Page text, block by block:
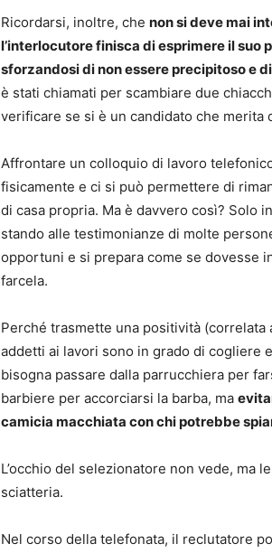
Ricordarsi, inoltre, che non si deve mai
l’interlocutore finisca di esprimere il suo
sforzandosi di non essere precipitoso e
è stati chiamati per scambiare due
verificare se si è un candidato che merita
Affrontare un colloquio di lavoro
fisicamente e ci si può permettere di
di casa propria. Ma è davvero così? Solo
stando alle testimonianze di molte
opportuni e si prepara come se dovesse
farcela.
Perché trasmette una positività
addetti ai lavori sono in grado di cogliere
bisogna passare dalla parrucchiera per
barbiere per accorciarsi la barba, ma
camicia macchiata con chi potrebbe
L’occhio del selezionatore non vede, ma
sciatteria.
Nel corso della telefonata, il reclutatore